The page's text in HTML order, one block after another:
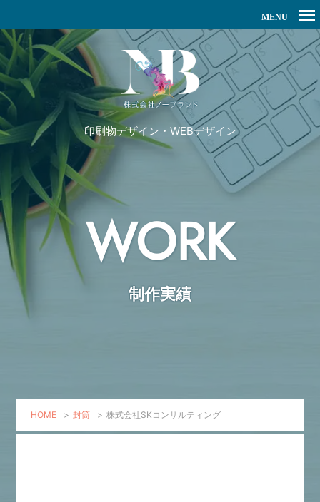
印刷物デザイン・WEBデザイン
WORK
制作実績
HOME > 封筒 > 株式会社SKコンサルティング